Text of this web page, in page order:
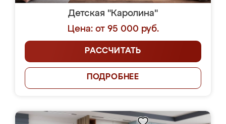
Детская "Каролина"
Цена: от 95 000 руб.
РАССЧИТАТЬ
ПОДРОБНЕЕ